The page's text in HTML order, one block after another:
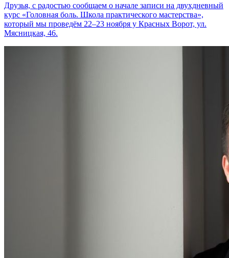
Друзья, с радостью сообщаем о начале записи на двухдневный
курс «Головная боль. Школа практического мастерства»,
который мы проведём 22–23 ноября у Красных Ворот, ул.
Мясницкая, 46.